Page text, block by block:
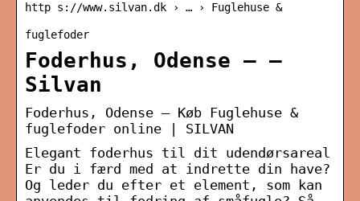
http s://www.silvan.dk › … › Fuglehuse &
fuglefoder
Foderhus, Odense – –
Silvan
Foderhus, Odense – Køb Fuglehuse &
fuglefoder online | SILVAN
Elegant foderhus til dit udendørsareal
Er du i færd med at indrette din have?
Og leder du efter et element, som kan